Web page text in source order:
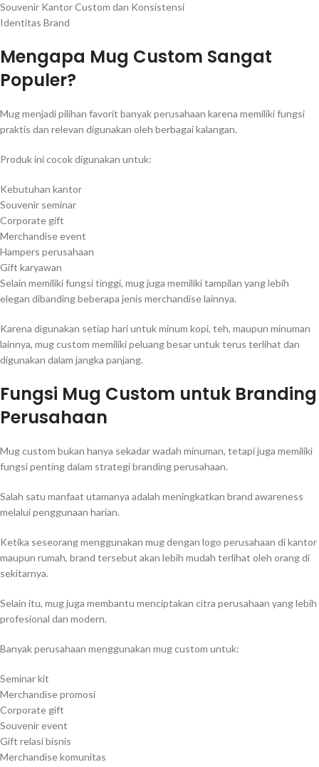
Souvenir Kantor Custom dan Konsistensi
Identitas Brand
Mengapa Mug Custom Sangat
Populer?
Mug menjadi pilihan favorit banyak perusahaan karena memiliki fungsi
praktis dan relevan digunakan oleh berbagai kalangan.
Produk ini cocok digunakan untuk:
Kebutuhan kantor
Souvenir seminar
Corporate gift
Merchandise event
Hampers perusahaan
Gift karyawan
Selain memiliki fungsi tinggi, mug juga memiliki tampilan yang lebih
elegan dibanding beberapa jenis merchandise lainnya.
Karena digunakan setiap hari untuk minum kopi, teh, maupun minuman
lainnya, mug custom memiliki peluang besar untuk terus terlihat dan
digunakan dalam jangka panjang.
Fungsi Mug Custom untuk Branding
Perusahaan
Mug custom bukan hanya sekadar wadah minuman, tetapi juga memiliki
fungsi penting dalam strategi branding perusahaan.
Salah satu manfaat utamanya adalah meningkatkan brand awareness
melalui penggunaan harian.
Ketika seseorang menggunakan mug dengan logo perusahaan di kantor
maupun rumah, brand tersebut akan lebih mudah terlihat oleh orang di
sekitarnya.
Selain itu, mug juga membantu menciptakan citra perusahaan yang lebih
profesional dan modern.
Banyak perusahaan menggunakan mug custom untuk:
Seminar kit
Merchandise promosi
Corporate gift
Souvenir event
Gift relasi bisnis
Merchandise komunitas